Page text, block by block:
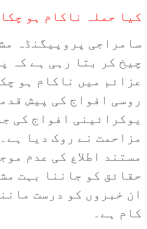
کیا حملہ ناکام ہو
سامراجی پروپیگنڈہ
چیخ کر بتا رہی ہے کہ
عزائم میں ناکام ہو
روسی افواج کی پیش
یوکرائینی افواج کی
مزاحمت نے روک دیا
مستند اطلاع کی عدم
حقائق کو جاننا بہت
ان خبروں کو درست
کام ہے۔